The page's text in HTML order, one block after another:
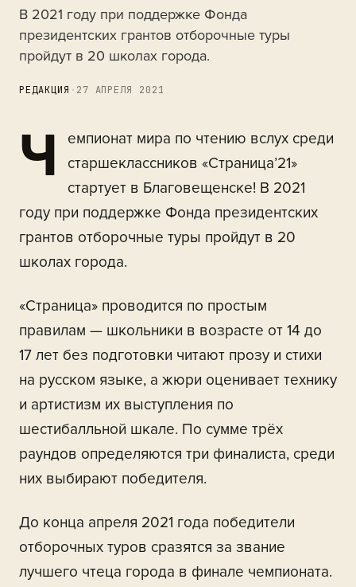
В 2021 году при поддержке Фонда
президентских грантов отборочные туры
пройдут в 20 школах города.
РЕДАКЦИЯ · 27 АПРЕЛЯ 2021
Ч
емпионат мира по чтению вслух среди
старшеклассников «Страница’21»
стартует в Благовещенске! В 2021
году при поддержке Фонда президентских
грантов отборочные туры пройдут в 20
школах города.
«Страница» проводится по простым
правилам — школьники в возрасте от 14 до
17 лет без подготовки читают прозу и стихи
на русском языке, а жюри оценивает технику
и артистизм их выступления по
шестибалльной шкале. По сумме трёх
раундов определяются три финалиста, среди
них выбирают победителя.
До конца апреля 2021 года победители
отборочных туров сразятся за звание
лучшего чтеца города в финале чемпионата.